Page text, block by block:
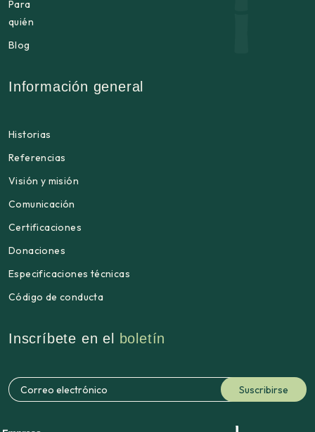
Para
quién
Blog
Información general
Historias
Referencias
Visión y misión
Comunicación
Certificaciones
Donaciones
Especificaciones técnicas
Código de conducta
Inscríbete en el boletín